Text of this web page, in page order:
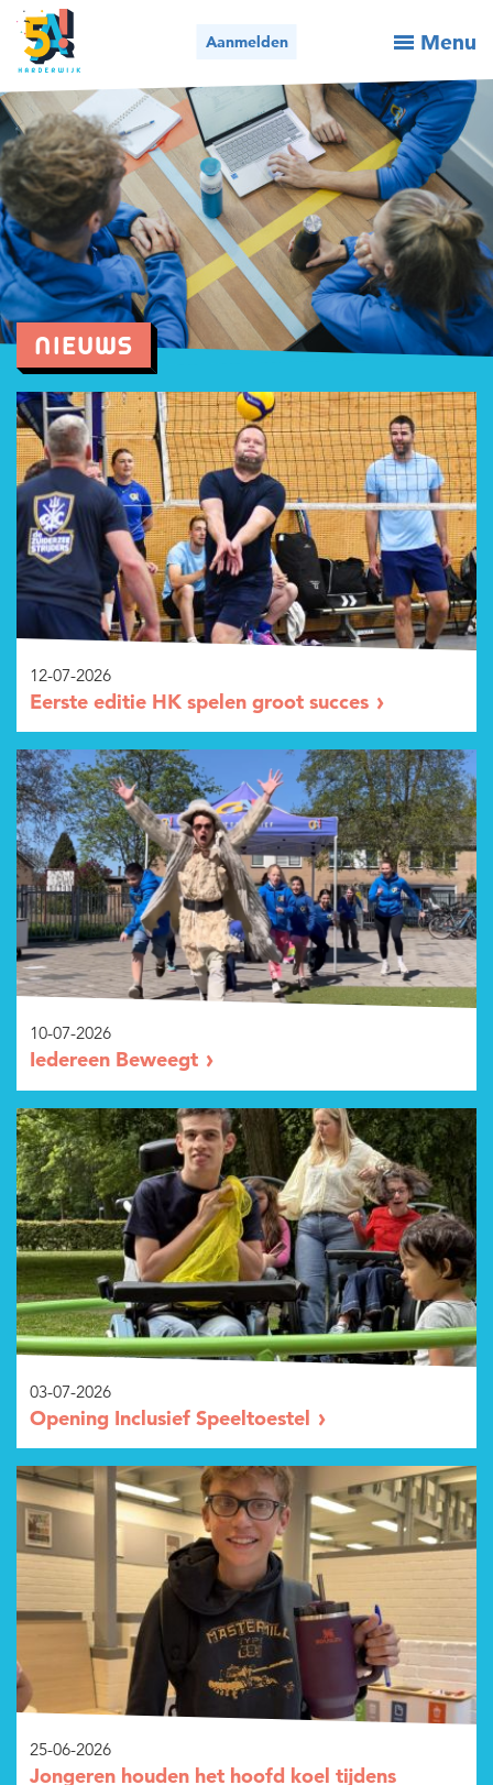
Aanmelden Menu
Activiteiten / aanmelden
Wie we zijn
Wat we doen
Voor organisaties
Nieuws
Contact
Bel ons Mail ons
Zoeken
Zoeken Organisatie login
NIEUWS
12-07-2026
Eerste editie HK spelen groot succes
10-07-2026
Iedereen Beweegt
03-07-2026
Opening Inclusief Speeltoestel
25-06-2026
Jongeren houden het hoofd koel tijdens